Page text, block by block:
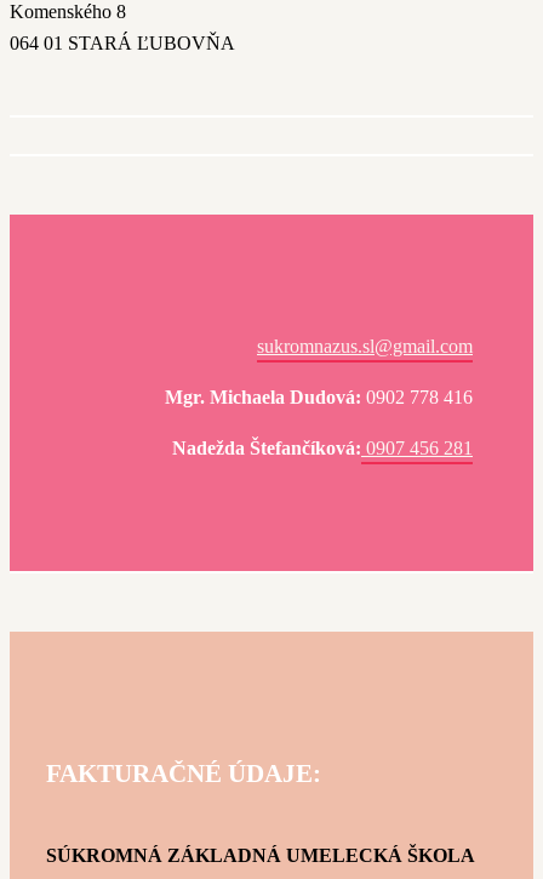
Komenského 8
064 01 STARÁ ĽUBOVŇA
sukromnazus.sl@gmail.com
Mgr. Michaela Dudová: 0902 778 416
Nadežda Štefančíková: 0907 456 281
FAKTURAČNÉ ÚDAJE:
SÚKROMNÁ ZÁKLADNÁ UMELECKÁ ŠKOLA